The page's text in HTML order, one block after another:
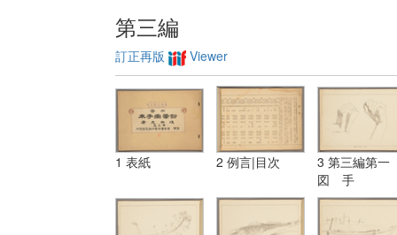
第三編
訂正再版 Viewer
1 表紙 2 例言|目次
3 第三編第一
図 手